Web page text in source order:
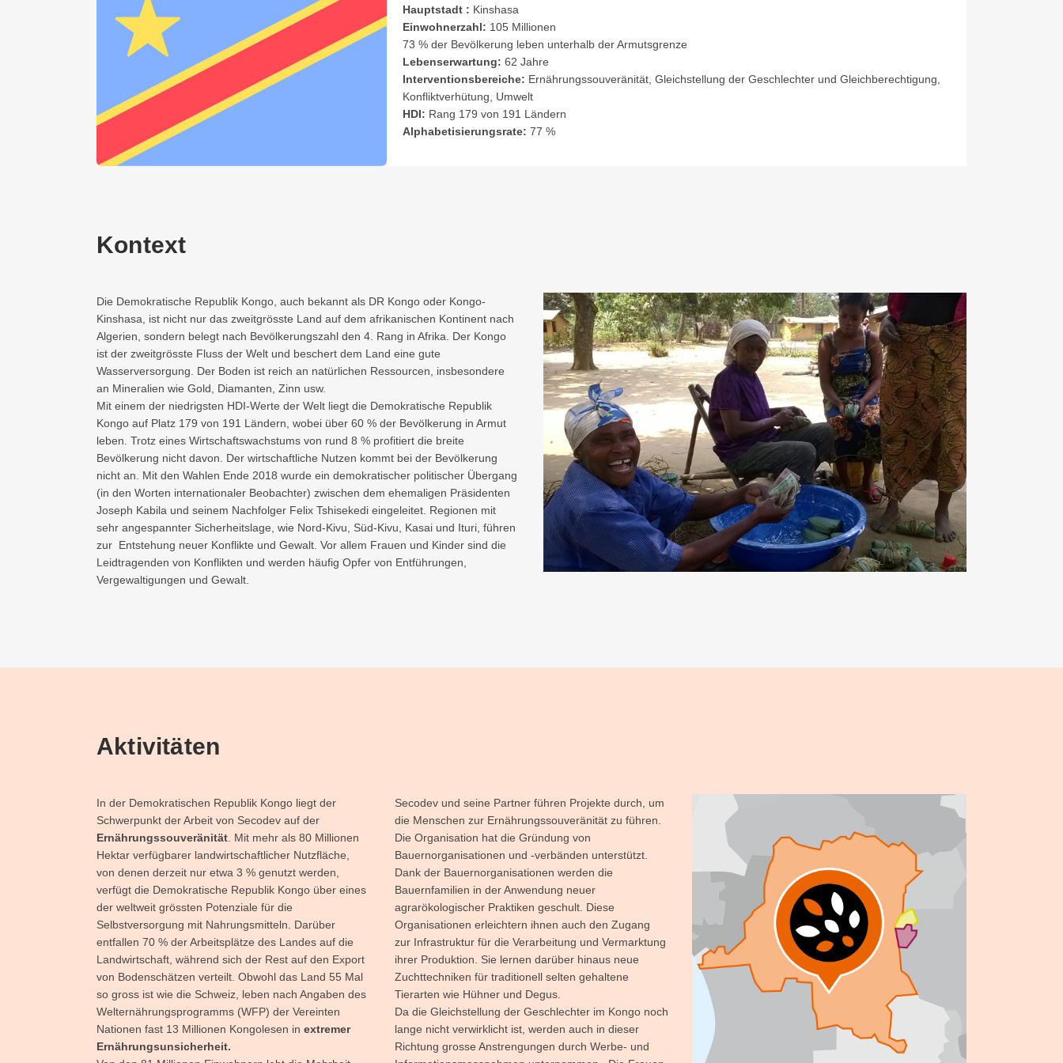
Hauptstadt : Kinshasa
Einwohnerzahl: 105 Millionen
73 % der Bevölkerung leben unterhalb der Armutsgrenze
Lebenserwartung: 62 Jahre
Interventionsbereiche: Ernährungssouveränität, Gleichstellung der Geschlechter und Gleichberechtigung,
Konfliktverhütung, Umwelt
HDI: Rang 179 von 191 Ländern
Alphabetisierungsrate: 77 %
Kontext
Die Demokratische Republik Kongo, auch bekannt als DR Kongo oder Kongo-
Kinshasa, ist nicht nur das zweitgrösste Land auf dem afrikanischen Kontinent nach
Algerien, sondern belegt nach Bevölkerungszahl den 4. Rang in Afrika. Der Kongo
ist der zweitgrösste Fluss der Welt und beschert dem Land eine gute
Wasserversorgung. Der Boden ist reich an natürlichen Ressourcen, insbesondere
an Mineralien wie Gold, Diamanten, Zinn usw.
Mit einem der niedrigsten HDI-Werte der Welt liegt die Demokratische Republik
Kongo auf Platz 179 von 191 Ländern, wobei über 60 % der Bevölkerung in Armut
leben. Trotz eines Wirtschaftswachstums von rund 8 % profitiert die breite
Bevölkerung nicht davon. Der wirtschaftliche Nutzen kommt bei der Bevölkerung
nicht an. Mit den Wahlen Ende 2018 wurde ein demokratischer politischer Übergang
(in den Worten internationaler Beobachter) zwischen dem ehemaligen Präsidenten
Joseph Kabila und seinem Nachfolger Felix Tshisekedi eingeleitet. Regionen mit
sehr angespannter Sicherheitslage, wie Nord-Kivu, Süd-Kivu, Kasai und Ituri, führen
zur Entstehung neuer Konflikte und Gewalt. Vor allem Frauen und Kinder sind die
Leidtragenden von Konflikten und werden häufig Opfer von Entführungen,
Vergewaltigungen und Gewalt.
Aktivitäten
In der Demokratischen Republik Kongo liegt der
Schwerpunkt der Arbeit von Secodev auf der
Ernährungssouveränität . Mit mehr als 80 Millionen
Hektar verfügbarer landwirtschaftlicher Nutzfläche,
von denen derzeit nur etwa 3 % genutzt werden,
verfügt die Demokratische Republik Kongo über eines
der weltweit grössten Potenziale für die
Selbstversorgung mit Nahrungsmitteln. Darüber
entfallen 70 % der Arbeitsplätze des Landes auf die
Landwirtschaft, während sich der Rest auf den Export
von Bodenschätzen verteilt. Obwohl das Land 55 Mal
so gross ist wie die Schweiz, leben nach Angaben des
Welternährungsprogramms (WFP) der Vereinten
Nationen fast 13 Millionen Kongolesen in extremer
Ernährungsunsicherheit.
Secodev und seine Partner führen Projekte durch, um
die Menschen zur Ernährungssouveränität zu führen.
Die Organisation hat die Gründung von
Bauernorganisationen und -verbänden unterstützt.
Dank der Bauernorganisationen werden die
Bauernfamilien in der Anwendung neuer
agrarökologischer Praktiken geschult. Diese
Organisationen erleichtern ihnen auch den Zugang
zur Infrastruktur für die Verarbeitung und Vermarktung
ihrer Produktion. Sie lernen darüber hinaus neue
Zuchttechniken für traditionell selten gehaltene
Tierarten wie Hühner und Degus.
Da die Gleichstellung der Geschlechter im Kongo noch
lange nicht verwirklicht ist, werden auch in dieser
Richtung grosse Anstrengungen durch Werbe- und